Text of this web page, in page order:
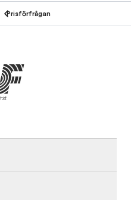
Prisförfrågan